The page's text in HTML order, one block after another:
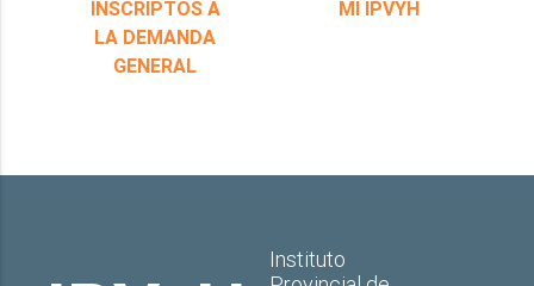
INSCRIPTOS A
LA DEMANDA
GENERAL
MI IPVYH
Instituto